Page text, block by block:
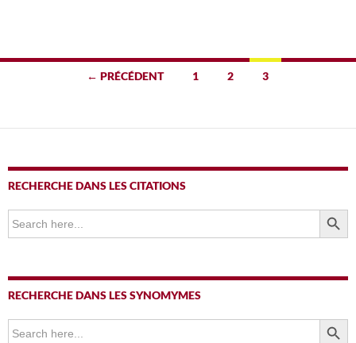
Navigation
articles
← PRÉCÉDENT 1 2 3
RECHERCHE DANS LES CITATIONS
Search
for:
SEARCH
RECHERCHE DANS LES SYNOMYMES
Search
for:
SEARCH